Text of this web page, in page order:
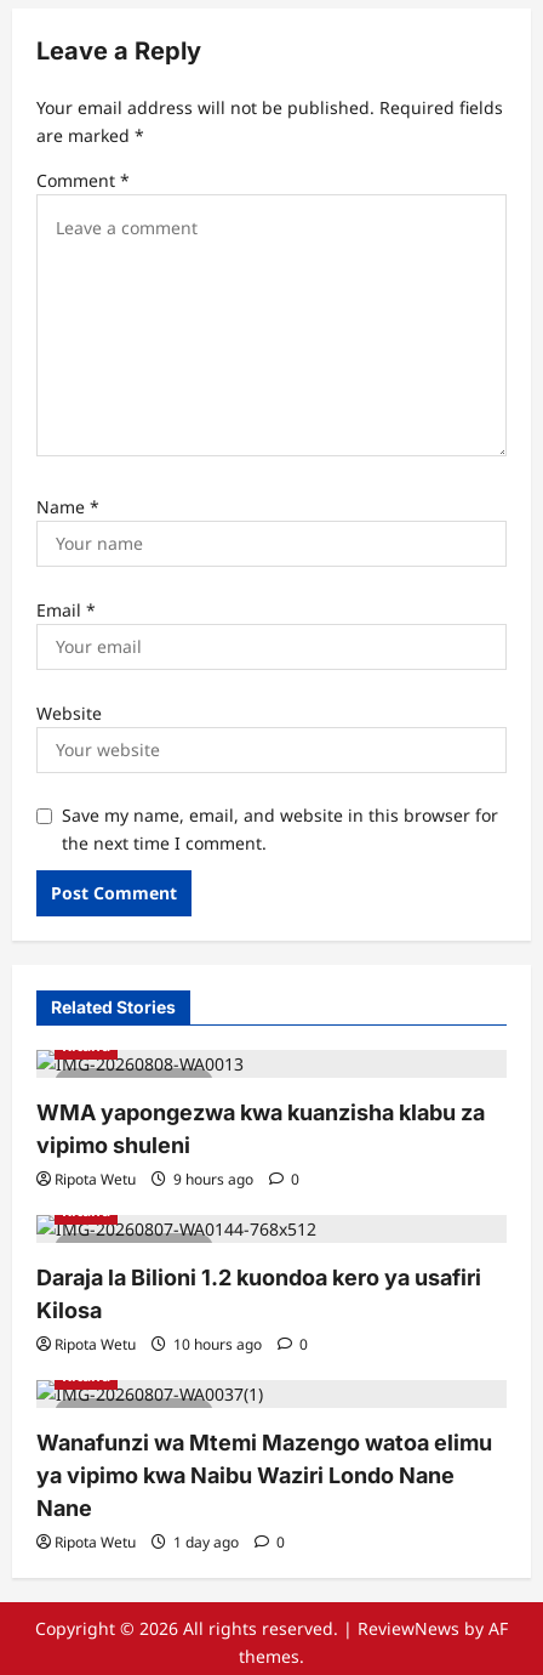
i
a
i
Leave a Reply
Your email address will not be published. Required fields
are marked *
Comment *
Name *
Email *
Website
Save my name, email, and website in this browser for
the next time I comment.
Related Stories
3 minutes read
Kitaifa
WMA yapongezwa kwa kuanzisha klabu za
vipimo shuleni
Ripota Wetu 9 hours ago 0
2 minutes read
Kitaifa
Daraja la Bilioni 1.2 kuondoa kero ya usafiri
Kilosa
Ripota Wetu 10 hours ago 0
2 minutes read
Kitaifa
Wanafunzi wa Mtemi Mazengo watoa elimu
ya vipimo kwa Naibu Waziri Londo Nane
Nane
Ripota Wetu 1 day ago 0
Copyright © 2026 All rights reserved. | ReviewNews by AF
themes.